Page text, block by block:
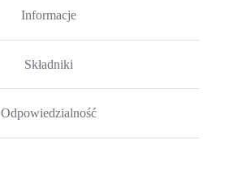
Informacje
Składniki
Odpowiedzialność